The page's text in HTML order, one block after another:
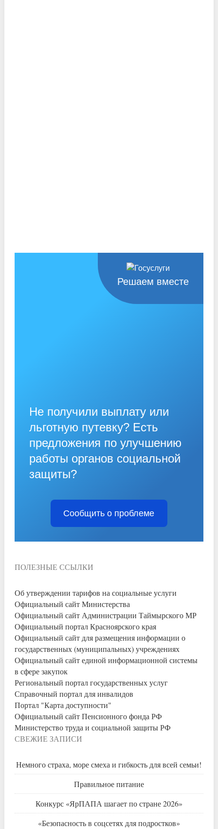
Решаем вместе
Не получили выплату или
льготную путевку? Есть
предложения по улучшению
работы органов социальной
защиты?
Сообщить о проблеме
ПОЛЕЗНЫЕ ССЫЛКИ
Об утверждении тарифов на социальные услуги
Официальный сайт Министерства
Официальный сайт Администрации Таймырского МР
Официальный портал Красноярского края
Официальный сайт для размещения информации о
государственных (муниципальных) учреждениях
Официальный сайт единой информационной системы
в сфере закупок
Региональный портал государственных услуг
Справочный портал для инвалидов
Портал "Карта доступности"
Официальный сайт Пенсионного фонда РФ
Министерство труда и социальной защиты РФ
СВЕЖИЕ ЗАПИСИ
Немного страха, море смеха и гибкость для всей семьи!
Правильное питание
Конкурс «ЯрПАПА шагает по стране 2026»
«Безопасность в соцсетях для подростков»